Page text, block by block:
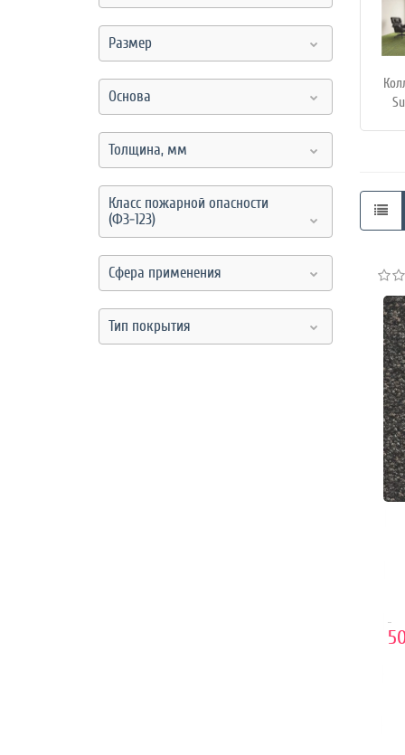
Размер
Основа
Толщина, мм
Класс пожарной опасности
(ФЗ-123)
Сфера применения
Тип покрытия
..